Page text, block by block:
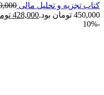
کتاب تجزیه و تحلیل مالی
450,000 تومان بود.
428,000
-10%